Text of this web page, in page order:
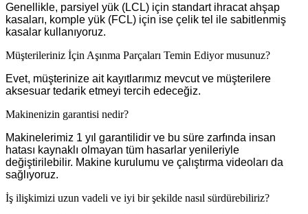
Genellikle, parsiyel yük (LCL) için standart ihracat ahşap
kasaları, komple yük (FCL) için ise çelik tel ile sabitlenmiş
kasalar kullanıyoruz.
Müşterileriniz İçin Aşınma Parçaları Temin Ediyor musunuz?
Evet, müşterinize ait kayıtlarımız mevcut ve müşterilere
aksesuar tedarik etmeyi tercih edeceğiz.
Makinenizin garantisi nedir?
Makinelerimiz 1 yıl garantilidir ve bu süre zarfında insan
hatası kaynaklı olmayan tüm hasarlar yenileriyle
değiştirilebilir. Makine kurulumu ve çalıştırma videoları da
sağlıyoruz.
İş ilişkimizi uzun vadeli ve iyi bir şekilde nasıl sürdürebiliriz?